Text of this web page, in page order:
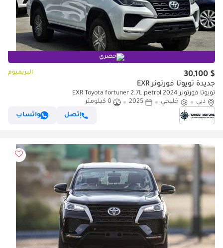
حصري
$ 30,100 البريميوم
جديدة تويوتا فورتونر EXR
تويوتا فورتونر EXR Toyota fortuner 2.7L petrol 2024
دبي
خليجي 2025
0 كيلومتر
إتصل
واتساب